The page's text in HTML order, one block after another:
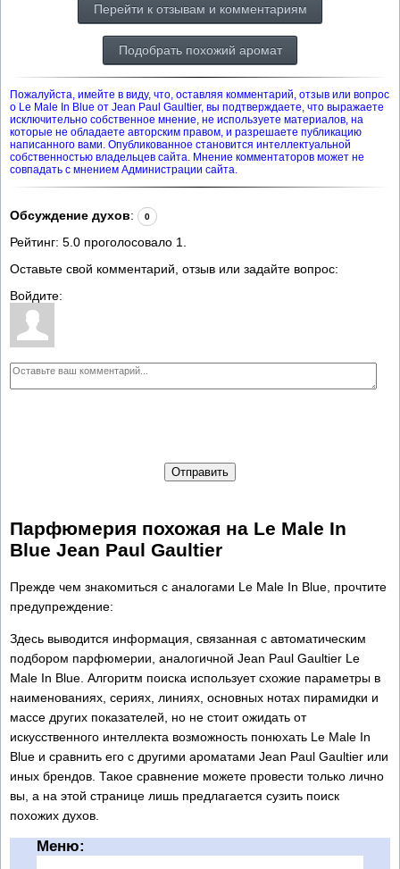
Перейти к отзывам и комментариям
Подобрать похожий аромат
Пожалуйста, имейте в виду, что, оставляя комментарий, отзыв или вопрос
о Le Male In Blue от Jean Paul Gaultier, вы подтверждаете, что выражаете
исключительно собственное мнение, не используете материалов, на
которые не обладаете авторским правом, и разрешаете публикацию
написанного вами. Опубликованное становится интеллектуальной
собственностью владельцев сайта. Мнение комментаторов может не
совпадать с мнением Администрации сайта.
Обсуждение духов: 0
Рейтинг: 5.0 проголосовало 1
Оставьте свой комментарий, отзыв или задайте вопрос:
Войдите:
Отправить
Парфюмерия похожая на Le Male In
Blue Jean Paul Gaultier
Прежде чем знакомиться с аналогами Le Male In Blue, прочтите
предупреждение:
Здесь выводится информация, связанная с автоматическим
подбором парфюмерии, аналогичной Jean Paul Gaultier Le
Male In Blue. Алгоритм поиска использует схожие параметры в
наименованиях, сериях, линиях, основных нотах пирамидки и
массе других показателей, но не стоит ожидать от
искусственного интеллекта возможность понюхать Le Male In
Blue и сравнить его с другими ароматами Jean Paul Gaultier или
иных брендов. Такое сравнение можете провести только лично
вы, а на этой странице лишь предлагается сузить поиск
похожих духов.
Меню: